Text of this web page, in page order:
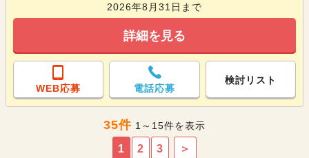
2026年8月31日まで
詳細を見る
WEB応募 電話応募
検討リスト
35件 1～15件を表示
1 2 3 ＞